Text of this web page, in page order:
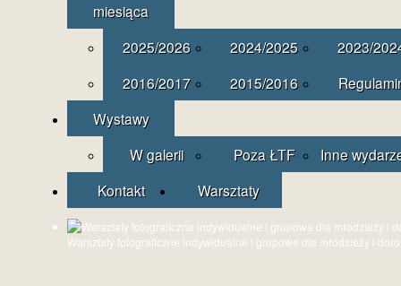
miesiąca
2025/2026
2024/2025
2023/
2016/2017
2015/2016
Wystawy
W galerii
Poza ŁTF
Inne
Kontakt
Warsztaty
Warsztaty fotograficzne indywidualne i grupowe dla młodzieży i